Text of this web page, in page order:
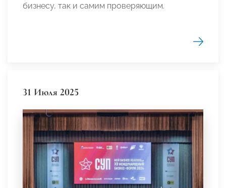
бизнесу, так и самим проверяющим.
31 Июля 2025